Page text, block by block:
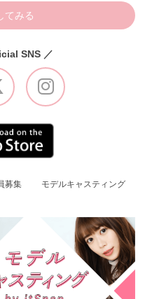
てみる
SNS ／
募集 モデルキャスティング